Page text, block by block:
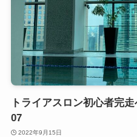
トライアスロン初心者完
07
2022年9月15日